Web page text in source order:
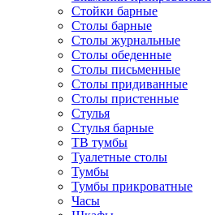
Стойки барные
Столы барные
Столы журнальные
Столы обеденные
Столы письменные
Столы придиванные
Столы пристенные
Стулья
Стулья барные
ТВ тумбы
Туалетные столы
Тумбы
Тумбы прикроватные
Часы